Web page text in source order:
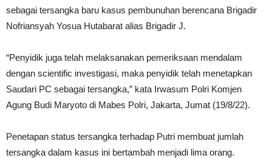
sebagai tersangka baru kasus pembunuhan berencana Brigadir
Nofriansyah Yosua Hutabarat alias Brigadir J.
“Penyidik juga telah melaksanakan pemeriksaan mendalam
dengan scientific investigasi, maka penyidik telah menetapkan
Saudari PC sebagai tersangka,” kata Irwasum Polri Komjen
Agung Budi Maryoto di Mabes Polri, Jakarta, Jumat (19/8/22).
Penetapan status tersangka terhadap Putri membuat jumlah
tersangka dalam kasus ini bertambah menjadi lima orang.